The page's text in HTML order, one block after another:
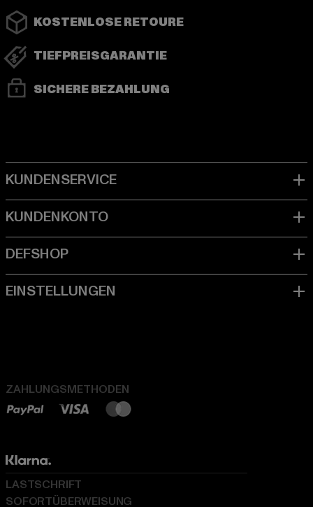
KOSTENLOSE RETOURE
TIEFPREISGARANTIE
SICHERE BEZAHLUNG
ZAHLUNGSMETHODEN
LASTSCHRIFT
SOFORTÜBERWEISUNG